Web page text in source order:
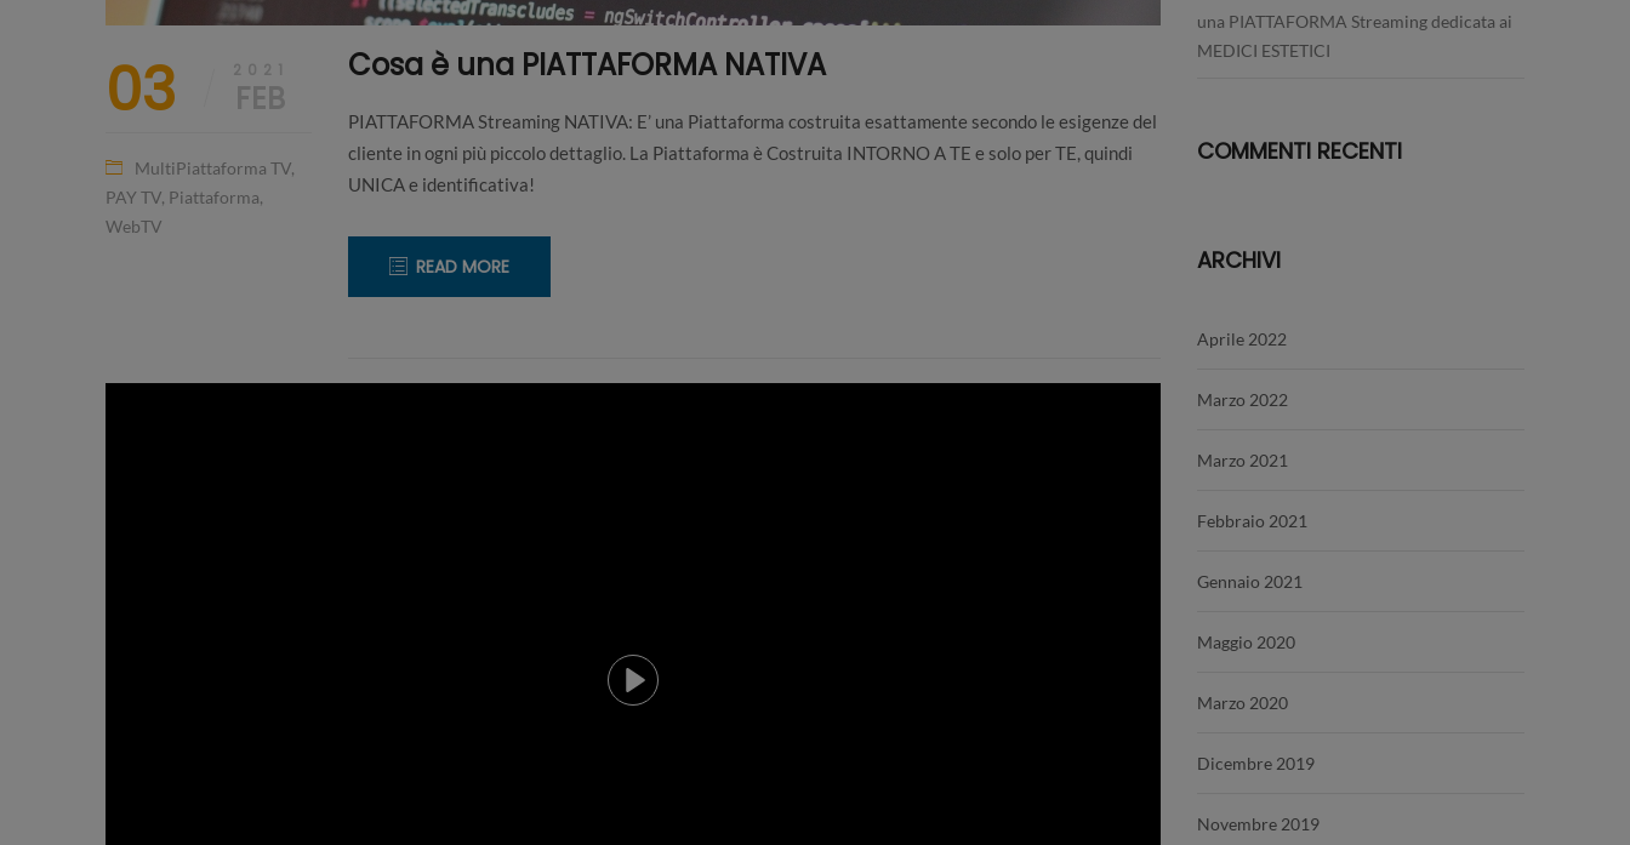
03 2021
FEB
MultiPiattaforma TV,
PAY TV, Piattaforma,
WebTV
Cosa è una PIATTAFORMA NATIVA
PIATTAFORMA Streaming NATIVA: E’ una Piattaforma costruita esattamente secondo le esigenze del
cliente in ogni più piccolo dettaglio. La Piattaforma è Costruita INTORNO A TE e solo per TE, quindi
UNICA e identificativa!
READ MORE
20
CREARE
Play
una PIATTAFORMA Streaming dedicata ai
MEDICI ESTETICI
COMMENTI RECENTI
ARCHIVI
Aprile 2022
Marzo 2022
Marzo 2021
Febbraio 2021
Gennaio 2021
Maggio 2020
Marzo 2020
Dicembre 2019
Novembre 2019